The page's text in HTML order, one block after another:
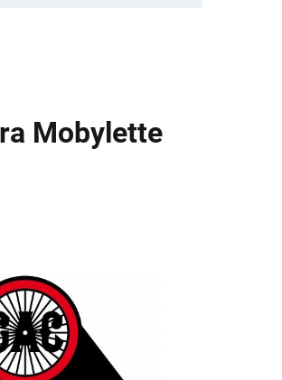
Mobylette